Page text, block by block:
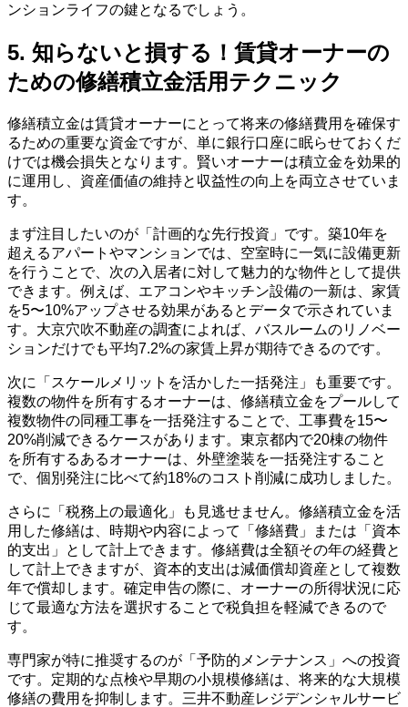
ンションライフの鍵となるでしょう。
5. 知らないと損する！賃貸オーナーの
ための修繕積立金活用テクニック
修繕積立金は賃貸オーナーにとって将来の修繕費用を確保す
るための重要な資金ですが、単に銀行口座に眠らせておくだ
けでは機会損失となります。賢いオーナーは積立金を効果的
に運用し、資産価値の維持と収益性の向上を両立させていま
す。
まず注目したいのが「計画的な先行投資」です。築10年を
超えるアパートやマンションでは、空室時に一気に設備更新
を行うことで、次の入居者に対して魅力的な物件として提供
できます。例えば、エアコンやキッチン設備の一新は、家賃
を5〜10%アップさせる効果があるとデータで示されていま
す。大京穴吹不動産の調査によれば、バスルームのリノベー
ションだけでも平均7.2%の家賃上昇が期待できるのです。
次に「スケールメリットを活かした一括発注」も重要です。
複数の物件を所有するオーナーは、修繕積立金をプールして
複数物件の同種工事を一括発注することで、工事費を15〜
20%削減できるケースがあります。東京都内で20棟の物件
を所有するあるオーナーは、外壁塗装を一括発注すること
で、個別発注に比べて約18%のコスト削減に成功しました。
さらに「税務上の最適化」も見逃せません。修繕積立金を活
用した修繕は、時期や内容によって「修繕費」または「資本
的支出」として計上できます。修繕費は全額その年の経費と
して計上できますが、資本的支出は減価償却資産として複数
年で償却します。確定申告の際に、オーナーの所得状況に応
じて最適な方法を選択することで税負担を軽減できるので
す。
専門家が特に推奨するのが「予防的メンテナンス」への投資
です。定期的な点検や早期の小規模修繕は、将来的な大規模
修繕の費用を抑制します。三井不動産レジデンシャルサービ